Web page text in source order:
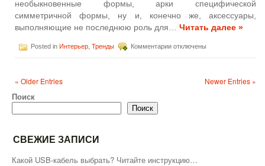
необыкновенные формы, арки специфической
симметричной формы, ну и, конечно же, аксессуары,
выполняющие не последнюю роль для… Читать далее »
Posted in Интерьер Тренды Комментариикотключены
« Older Entries Newer Entries »
Поиск
Поиск
СВЕЖИЕ ЗАПИСИ
Какой USB-кабель выбрать? Читайте инструкцию…